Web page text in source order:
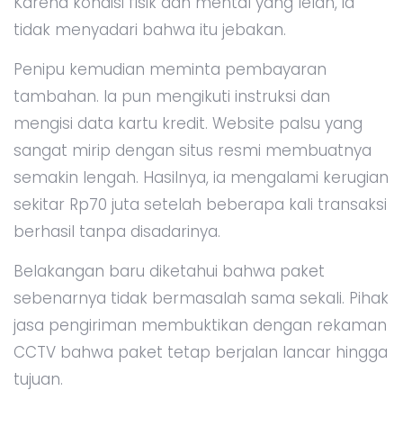
tidak menyadari bahwa itu jebakan.
Penipu kemudian meminta pembayaran
tambahan. Ia pun mengikuti instruksi dan
mengisi data kartu kredit. Website palsu yang
sangat mirip dengan situs resmi membuatnya
semakin lengah. Hasilnya, ia mengalami kerugian
sekitar Rp70 juta setelah beberapa kali transaksi
berhasil tanpa disadarinya.
Belakangan baru diketahui bahwa paket
sebenarnya tidak bermasalah sama sekali. Pihak
jasa pengiriman membuktikan dengan rekaman
CCTV bahwa paket tetap berjalan lancar hingga
tujuan.